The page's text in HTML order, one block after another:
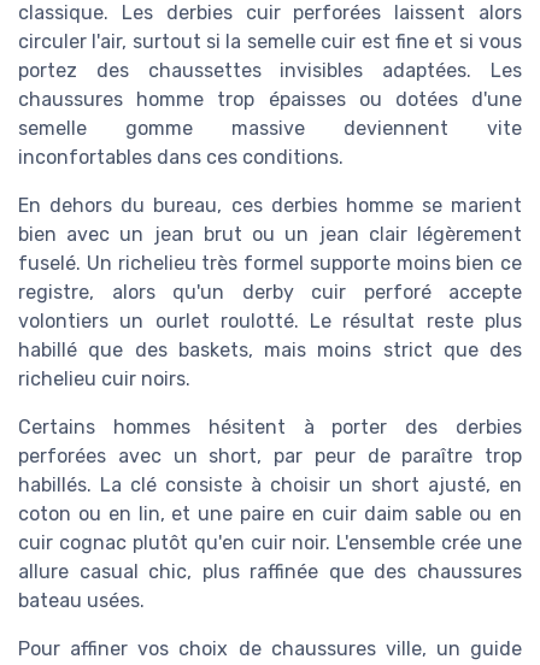
classique. Les derbies cuir perforées laissent alors
circuler l'air, surtout si la semelle cuir est fine et si vous
portez des chaussettes invisibles adaptées. Les
chaussures homme trop épaisses ou dotées d'une
semelle gomme massive deviennent vite
inconfortables dans ces conditions.
En dehors du bureau, ces derbies homme se marient
bien avec un jean brut ou un jean clair légèrement
fuselé. Un richelieu très formel supporte moins bien ce
registre, alors qu'un derby cuir perforé accepte
volontiers un ourlet roulotté. Le résultat reste plus
habillé que des baskets, mais moins strict que des
richelieu cuir noirs.
Certains hommes hésitent à porter des derbies
perforées avec un short, par peur de paraître trop
habillés. La clé consiste à choisir un short ajusté, en
coton ou en lin, et une paire en cuir daim sable ou en
cuir cognac plutôt qu'en cuir noir. L'ensemble crée une
allure casual chic, plus raffinée que des chaussures
bateau usées.
Pour affiner vos choix de chaussures ville, un guide